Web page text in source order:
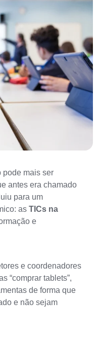
pode mais ser
antes era chamado
para um
as TICs na
e
e coordenadores
“comprar tablets”,
de forma que
e não sejam